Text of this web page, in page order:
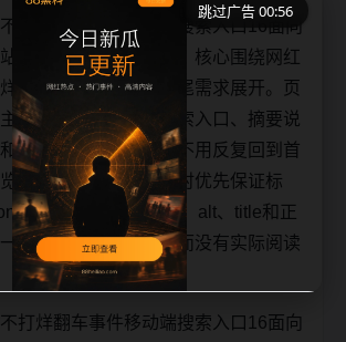
打烊翻车事件移动端搜索入口16面向
内连续阅读场景整理，核心围绕网红
、翻车事件和相关长尾需求展开。页
题，再补充移动端搜索入口、摘要说
可点击入口，让用户不用反复回到首
同类内容。每日更新时优先保证标
、canonical、主题图、alt、title和正
致，避免只替换词语而没有实际阅读
打烊翻车事件移动端搜索入口16面向
跳过广告 00:56